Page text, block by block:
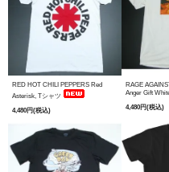
RED HOT CHILI PEPPERS Red
Asterisk, Tシャツ
4,480円(税込)
RAGE
Anger Gift
4,480円(税込)